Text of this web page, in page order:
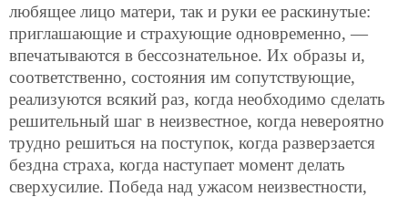
любящее лицо матери, так и руки ее раскинутые:
приглашающие и страхующие одновременно, —
впечатываются в бессознательное. Их образы и,
соответственно, состояния им сопутствующие,
реализуются всякий раз, когда необходимо сделать
решительный шаг в неизвестное, когда невероятно
трудно решиться на поступок, когда разверзается
бездна страха, когда наступает момент делать
сверхусилие. Победа над ужасом неизвестности,